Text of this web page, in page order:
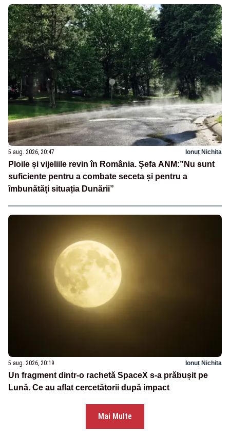
5 aug. 2026, 20:47 Ionuț Nichita
Ploile și vijeliile revin în România. Șefa ANM:”Nu sunt
suficiente pentru a combate seceta și pentru a
îmbunătăți situația Dunării”
5 aug. 2026, 20:19 Ionuț Nichita
Un fragment dintr-o rachetă SpaceX s-a prăbușit pe
Lună. Ce au aflat cercetătorii după impact
Mai Multe